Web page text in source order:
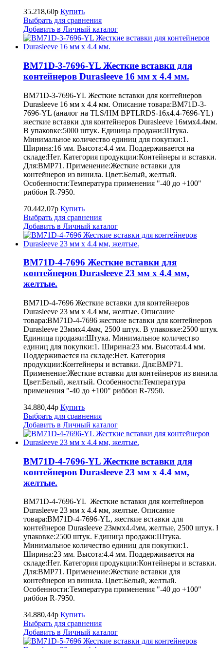
35.218,60р Купить
Выбрать для сравнения
Добавить в Личный каталог
BM71D-3-7696-YL Жесткие вставки для
контейнеров Durasleeve 16 мм х 4.4 мм.
BM71D-3-7696-YL Жесткие вставки для контейнеров
Durasleeve 16 мм х 4.4 мм. Описание товара:BM71D-3-
7696-YL (аналог на TLS/HM BPTLRDS-16x4.4-7696-YL)
жесткие вставки для контейнеров Durasleeve 16ммх4.4мм.
В упаковке:5000 штук. Единица продажи:Штука.
Минимальное количество единиц для покупки:1.
Ширина:16 мм. Высота:4.4 мм. Поддерживается на
складе:Нет. Категория продукции:Контейнеры и вставки.
Для:BMP71. Применение:Жесткие вставки для
контейнеров из винила. Цвет:Белый, желтый.
Особенности:Температура применения "-40 до +100"
риббон R-7950.
70.442,07р Купить
Выбрать для сравнения
Добавить в Личный каталог
BM71D-4-7696 Жесткие вставки для
контейнеров Durasleeve 23 мм х 4.4 мм,
желтые.
BM71D-4-7696 Жесткие вставки для контейнеров
Durasleeve 23 мм х 4.4 мм, желтые. Описание
товара:BM71D-4-7696 жесткие вставки для контейнеров
Durasleeve 23ммх4.4мм, 2500 штук. В упаковке:2500
Единица продажи:Штука. Минимальное количество
единиц для покупки:1. Ширина:23 мм. Высота:4.4 мм.
Поддерживается на складе:Нет. Категория
продукции:Контейнеры и вставки. Для:BMP71.
Применение:Жесткие вставки для контейнеров из
Цвет:Белый, желтый. Особенности:Температура
применения "-40 до +100" риббон R-7950.
34.880,44р Купить
Выбрать для сравнения
Добавить в Личный каталог
BM71D-4-7696-YL Жесткие вставки для
контейнеров Durasleeve 23 мм х 4.4 мм,
желтые.
BM71D-4-7696-YL Жесткие вставки для контейнеров
Durasleeve 23 мм х 4.4 мм, желтые. Описание
товара:BM71D-4-7696-YL, жесткие вставки для
контейнеров Durasleeve 23ммх4.4мм, желтые, 2500 штук.
упаковке:2500 штук. Единица продажи:Штука.
Минимальное количество единиц для покупки:1.
Ширина:23 мм. Высота:4.4 мм. Поддерживается на
складе:Нет. Категория продукции:Контейнеры и вставки.
Для:BMP71. Применение:Жесткие вставки для
контейнеров из винила. Цвет:Белый, желтый.
Особенности:Температура применения "-40 до +100"
риббон R-7950.
34.880,44р Купить
Выбрать для сравнения
Добавить в Личный каталог